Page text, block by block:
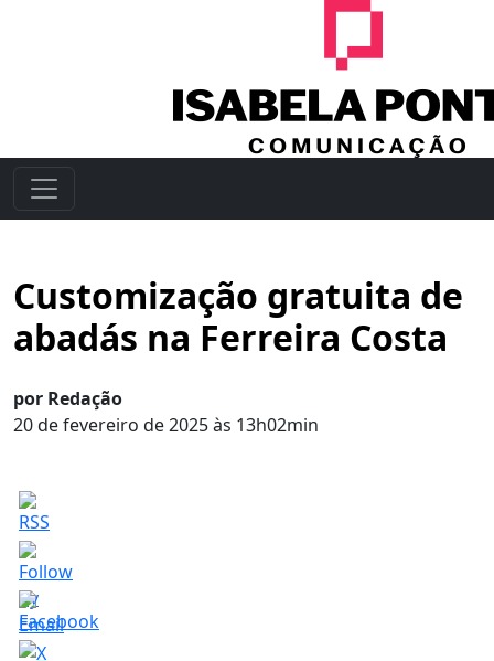
Customização gratuita de
abadás na Ferreira Costa
por Redação
20 de fevereiro de 2025 às 13h02min